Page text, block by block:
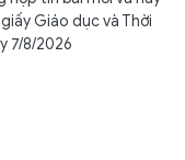
Giáo dục và Thời
7/8/2026